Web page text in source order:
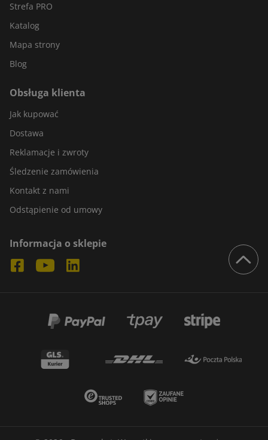
Strefa PRO
Katalog
Mapa strony
Blog
Obsługa klienta
Jak kupować
Dostawa
Reklamacje i zwroty
Śledzenie zamówienia
Kontakt z nami
Odstąpienie od umowy
Informacja o sklepie